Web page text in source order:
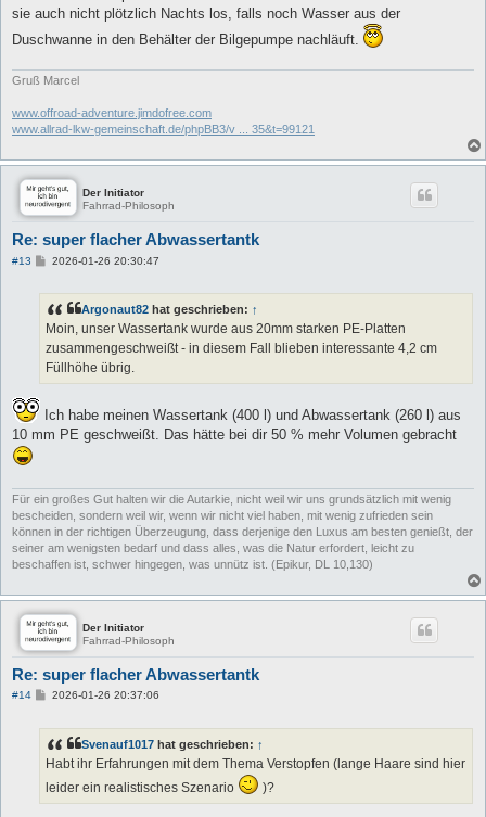
sie auch nicht plötzlich Nachts los, falls noch Wasser aus der
Duschwanne in den Behälter der Bilgepumpe nachläuft.
Gruß Marcel
www.offroad-adventure.jimdofree.com
www.allrad-lkw-gemeinschaft.de/phpBB3/v ... 35&t=99121
Der Initiator
Fahrrad-Philosoph
Re: super flacher Abwassertantk
#13
B
r
a
2026-01-26 20:30:47
Argonaut82 hat geschrieben: ↑
Moin, unser Wassertank wurde aus 20mm starken PE-Platten
zusammengeschweißt - in diesem Fall blieben interessante 4,2 cm
Füllhöhe übrig.
Ich habe meinen Wassertank (400 l) und Abwassertank (260 l) aus
10 mm PE geschweißt. Das hätte bei dir 50 % mehr Volumen gebracht
Für ein großes Gut halten wir die Autarkie, nicht weil wir uns grundsätzlich mit wenig
bescheiden, sondern weil wir, wenn wir nicht viel haben, mit wenig zufrieden sein
können in der richtigen Überzeugung, dass derjenige den Luxus am besten genießt, der
seiner am wenigsten bedarf und dass alles, was die Natur erfordert, leicht zu
beschaffen ist, schwer hingegen, was unnütz ist. (Epikur, DL 10,130)
Der Initiator
Fahrrad-Philosoph
Re: super flacher Abwassertantk
#14
B
r
a
2026-01-26 20:37:06
Svenauf1017 hat geschrieben: ↑
Habt ihr Erfahrungen mit dem Thema Verstopfen (lange Haare sind hier
leider ein realistisches Szenario
)?